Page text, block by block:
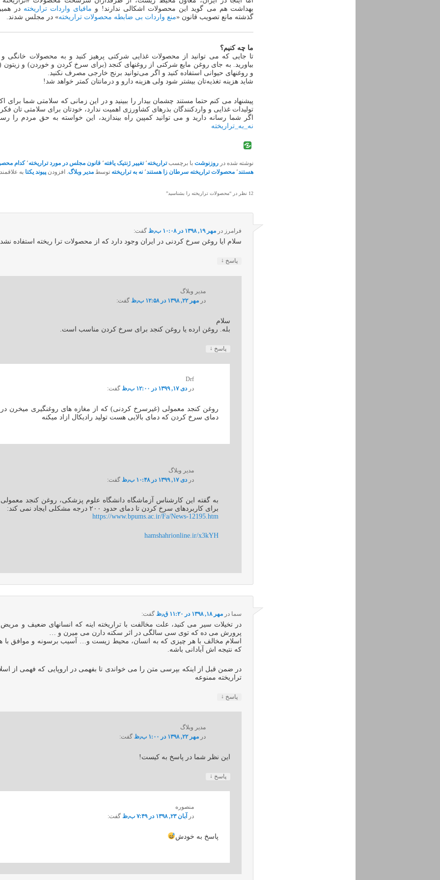
بهداشت هم می گوید این محصولات اشکالی ندارند! و مافیای واردات تراریخته در
گذشته مانع تصویب قانون «منع واردات بی ضابطه محصولات تراریخته» در مجلس شدند.
ما چه کنیم؟
تا جایی که می توانید از محصولات غذایی شرکتی پرهیز کنید و به محصولات خانگی
بیاورید. به جای روغن مایع شرکتی از روغنهای کنجد (برای سرخ کردن و خوردن) و زیتون
و روغنهای حیوانی استفاده کنید و اگر می‌توانید برنج خارجی مصرف نکنید.
شاید هزینه تغذیه‌تان بیشتر شود ولی هزینه دارو و درمانتان کمتر خواهد شد!
پیشنهاد می کنم حتما مستند چشمان بیدار را ببینید و در این زمانی که سلامتی شما برای
تولیدات غذایی و واردکنندگان بذرهای کشاورزی اهمیت ندارد، خودتان برای سلامتی تان
اگر شما رسانه دارید و می توانید کمپین راه بیندازید، این خواسته به حق مردم را
نه_به_تراریخته
نوشته شده در روزنوشتبا برچسبتراریخته٬ تغییر ژنتیک یافته٬ قانون مجلس در مورد تراریخته٬ کدام
هستند٬ محصولات تراریخته سرطان زا هستند٬ نه به تراریخته توسط مدیر وبلاگ. افزودن پیوند یکتا به
12 نظر در “ محصولات تراریخته را بشناسید”
فرامرز در مهر ۱۹, ۱۳۹۸ در ۱۰:۰۸ ب٫ظ گفت:
سلام ایا روغن سرخ کردنی در ایران وجود دارد که از محصولات ترا ریخته استفاده
پاسخ ↓
مدیر وبلاگ
درمهر ۲۲, ۱۳۹۸ در ۱۲:۵۸ ب٫ظ گفت:
سلام
بله. روغن ارده یا روغن کنجد برای سرخ کردن مناسب است.
پاسخ ↓
Drf
دردی ۱۷, ۱۳۹۹ در ۱۲:۰۰ ب٫ظ گفت:
روغن کنجد معمولی (غیرسرخ کردنی) که از مغازه های روغنگیری میخرن در
دمای سرخ کردن که دمای بالایی هست تولید رادیکال ازاد میکنه
مدیر وبلاگ
دردی ۱۷, ۱۳۹۹ در ۱۰:۴۸ ب٫ظ گفت:
به گفته این کارشناس آزماشگاه دانشگاه علوم پزشکی، روغن کنجد معمولی
برای کاربردهای سرخ کردن تا دمای حدود ۲۰۰ درجه مشکلی ایجاد نمی کند:
https://www.bpums.ac.ir/Fa/News-12195.htm
hamshahrionline.ir/x3kYH
سما در مهر ۱۸, ۱۳۹۸ در ۱۱:۲۰ ق٫ظ گفت:
در تخیلات سیر می کنید، علت مخالفت با تراریخته اینه که انسانهای ضعیف و مریض
پرورش می ده که توی سی سالگی در اثر سکته دارن می میرن و …
اسلام مخالف با هر چیزی که به انسان، محیط زیست و… آسیب برسونه و موافق با
که نتیجه اش آبادانی باشه.
در ضمن قبل از اینکه بپرسی متن را می خواندی تا بفهمی در اروپایی که فهمی از
تراریخته ممنوعه
پاسخ ↓
مدیر وبلاگ
درمهر ۲۲, ۱۳۹۸ در ۱:۰۰ ب٫ظ گفت:
این نظر شما در پاسخ به کیست!
پاسخ ↓
منصوره
در
آبان ۲۳, ۱۳۹۸ در ۷:۴۹ ب٫ظ گفت:
پاسخ به خودش